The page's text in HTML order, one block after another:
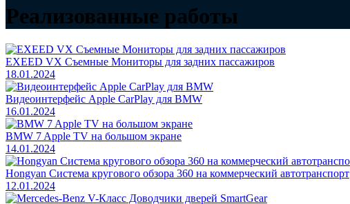
Реализованные работы
EXEED VX Съемные Мониторы для задних пассажиров
18.01.2024
Видеоинтерфейс Apple CarPlay для BMW
16.01.2024
BMW 7 Apple TV на большом экране
14.01.2024
Hongyan Система кругового обзора 360 на коммерческий автотранспорт
12.01.2024